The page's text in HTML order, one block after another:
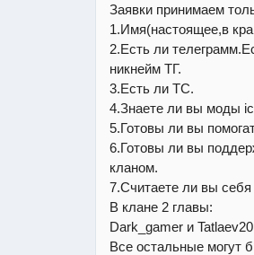
Заявки принимаем
1.Имя(настоящее,в
2.Есть ли
никнейм ТГ.
3.Есть ли ТС.
4.Знаете ли вы моды
5.Готовы ли вы
6.Готовы ли вы
кланом.
7.Считаете ли вы
В клане 2 главы:
Dark_gamer и
Все остальные могут